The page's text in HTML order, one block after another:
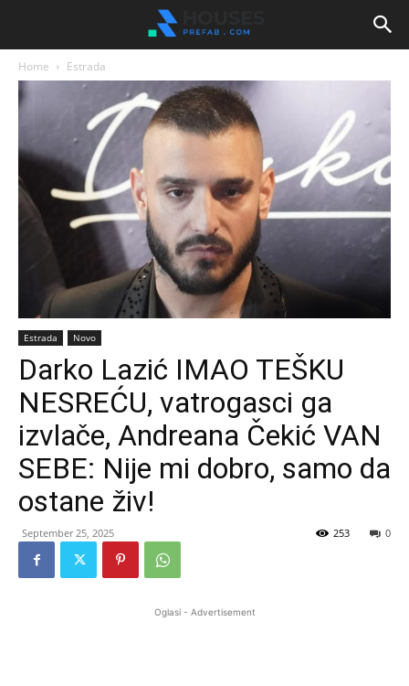
Home Estrada
Estrada Novo
Darko Lazić IMAO TEŠKU
NESREĆU, vatrogasci ga
izvlače, Andreana Čekić VAN
SEBE: Nije mi dobro, samo da
ostane živ!
September 25, 2025 0
253
Oglasi - Advertisement